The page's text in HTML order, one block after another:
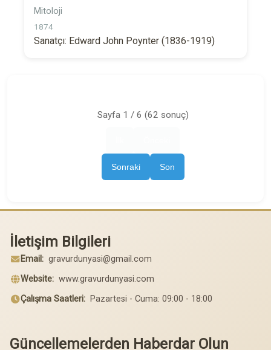
Mitoloji
1874
Sanatçı: Edward John Poynter (1836-1919)
Sayfa 1 / 6 (62 sonuç)
Sonraki Son
İletişim Bilgileri
Email: gravurdunyasi@gmail.com
Website: www.gravurdunyasi.com
Çalışma Saatleri: Pazartesi - Cuma: 09:00 - 18:00
Güncellemelerden Haberdar Olun